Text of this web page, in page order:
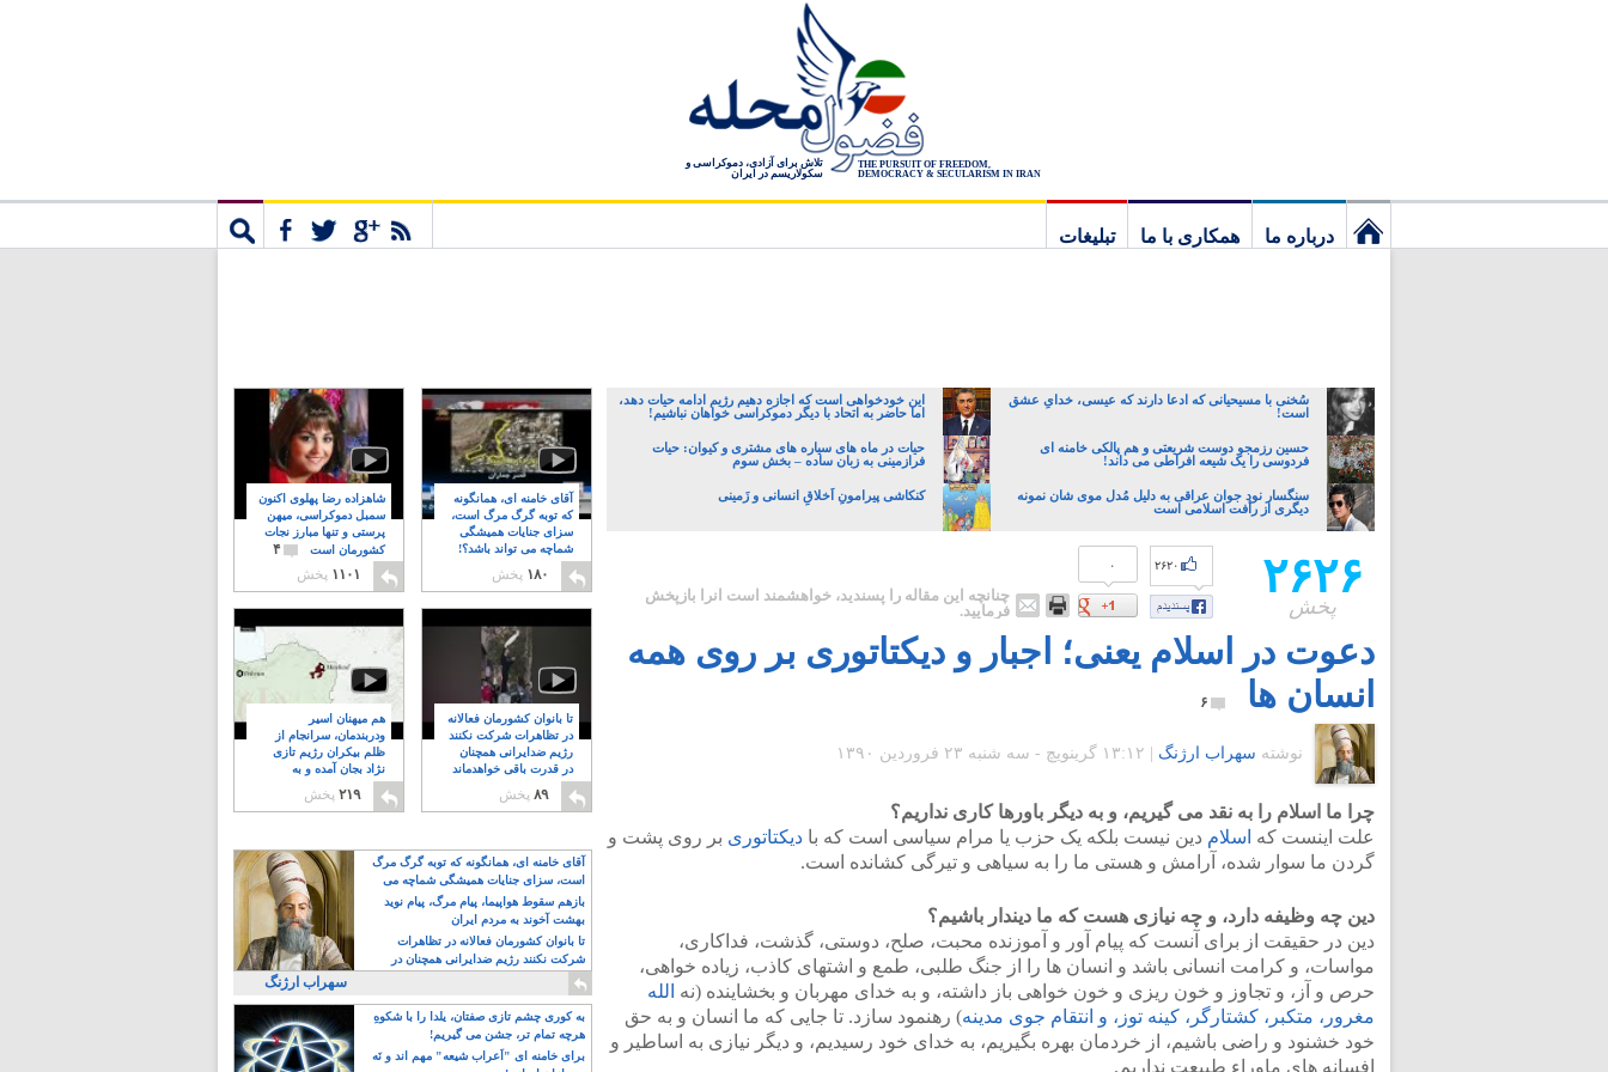
THE PURSUIT OF FREEDOM,
DEMOCRACY & SECULARISM IN IRAN
تلاش برای آزادی، دموکراسی و
سکولاریسم در ایران
درباره ما همکاری با ما
تبلیغات
سُخنی با مسیحیانی که ادعا دارند که عیسی، خدایِ عشق
است!
این خودخواهی است که اجازه دهیم رژیم ادامه حیات دهد،
اما حاضر به اتحاد با دیگر دموکراسی خواهان نباشیم!
حسین رزمجو دوست شریعتی و هم پالکی خامنه ای
فردوسی را یک شیعه افراطی می داند!
حیات در ماه های سیاره های مشتری و کیوان: حیات
فرازمینی به زبان ساده – بخش سوم
سنگسار نود جوان عراقی به دلیل مُدل موی شان نمونه
دیگری از رأفت اسلامی است
کنکاشی پیرامونِ اَخلاقِ انسانی و زَمینی
۲۶۲۶
پخش
۰ ۲۶۲۰
چنانچه این مقاله را پسندید، خواهشمند است آنرا بازپخش
فرمایید.
دعوت در اسلام یعنی؛ اجبار و دیکتاتوری بر روی همه
انسان ها
۶
نوشته سهراب ارژنگ ۱۳:۱۲ گرينويچ - سه شنبه ۲۳ فروردین ۱۳۹۰
چرا ما اسلام را به نقد می گیریم، و به دیگر باورها کاری نداریم؟
علت اینست که اسلام دین نیست بلکه یک حزب یا مرام سیاسی است که با دیکتاتوری بر روی پشت و
گردن ما سوار شده، آرامش و هستی ما را به سیاهی و تیرگی کشانده است.
دین چه وظیفه دارد، و چه نیازی هست که ما دیندار باشیم؟
دین در حقیقت از برای آنست که پیام آور و آموزنده محبت، صلح، دوستی، گذشت، فداکاری،
مواسات، و کرامت انسانی باشد و انسان ها را از جنگ طلبی، طمع و اشتهای کاذب، زیاده خواهی،
حرص و آز، و تجاوز و خون ریزی و خون خواهی باز داشته، و به خدای مهربان و بخشاینده (نه الله
مغرور، متکبر، کشتارگر، کینه توز، و انتقام جوی مدینه) رهنمود سازد. تا جایی که ما انسان و به حق
خود خشنود و راضی باشیم، از خردمان بهره بگیریم، به خدای خود رسیدیم، و دیگر نیازی به اساطیر و
افسانه های ماوراء طبیعت نداریم.
شاهزاده رضا پهلوی اکنون
سمبل دموکراسی، میهن
پرستی و تنها مبارز نجات
کشورمان است
۴
۱۱۰۱ پخش
آقای خامنه ای، همانگونه
که توبه گرگ مرگ است،
سزای جنایات همیشگی
شماچه می تواند باشد؟!
۸
۱۸۰ پخش
هم میهنان اسیر
ودربندمان، سرانجام از
ظلم بیکران رژیم تازی
نژاد بجان آمده و به
۲۱۹ پخش
تا بانوان کشورمان فعالانه
در تظاهرات شرکت نکنند
رژیم ضدایرانی همچنان
در قدرت باقی خواهدماند
۸
۸۹ پخش
آقای خامنه ای، همانگونه که توبه گرگ مرگ
است، سزای جنایات همیشگی شماچه می
تواند باشد؟!
بازهم سقوط هواپیما، پیام مرگ، پیام نوید
بهشت آخوند به مردم ایران
تا بانوان کشورمان فعالانه در تظاهرات
شرکت نکنند رژیم ضدایرانی همچنان در
قدرت باقی خواهدماند
سهراب ارژنگ
به کوری چشم تازی صفتان، یلدا را با شکوهِ
هرچه تمام تر، جشن می گیریم!
برای خامنه ای "اَعراب شیعه" مهم اند و نَه